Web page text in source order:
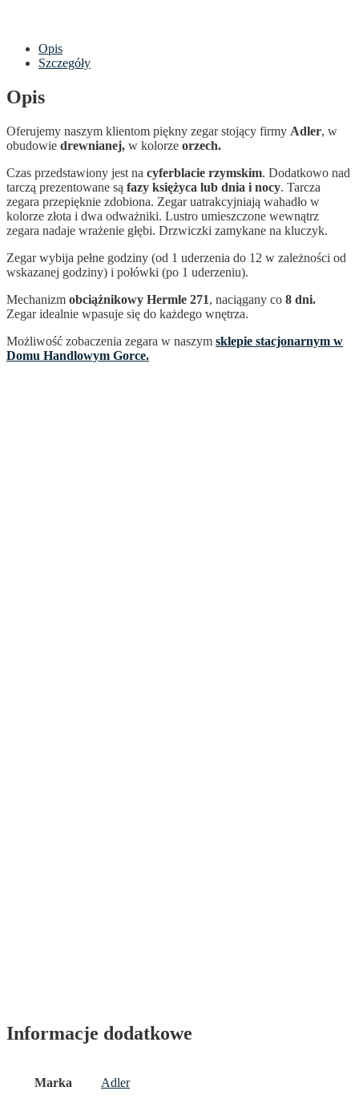
Opis
Szczegóły
Opis
Oferujemy naszym klientom piękny zegar stojący firmy Adler, w
obudowie drewnianej, w kolorze orzech.
Czas przedstawiony jest na cyferblacie rzymskim. Dodatkowo nad
tarczą prezentowane są fazy księżyca lub dnia i nocy. Tarcza
zegara przepięknie zdobiona. Zegar uatrakcyjniają wahadło w
kolorze złota i dwa odważniki. Lustro umieszczone wewnątrz
zegara nadaje wrażenie głębi. Drzwiczki zamykane na kluczyk.
Zegar wybija pełne godziny (od 1 uderzenia do 12 w zależności od
wskazanej godziny) i połówki (po 1 uderzeniu).
Mechanizm obciążnikowy Hermle 271, naciągany co 8 dni.
Zegar idealnie wpasuje się do każdego wnętrza.
Możliwość zobaczenia zegara w naszym sklepie stacjonarnym w
Domu Handlowym Gorce.
Informacje dodatkowe
Marka Adler